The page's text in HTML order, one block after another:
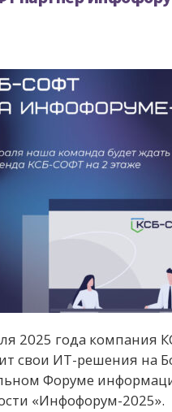
2025 года компания
свои ИТ-решения на
Форуме
«Инфофорум-2025».